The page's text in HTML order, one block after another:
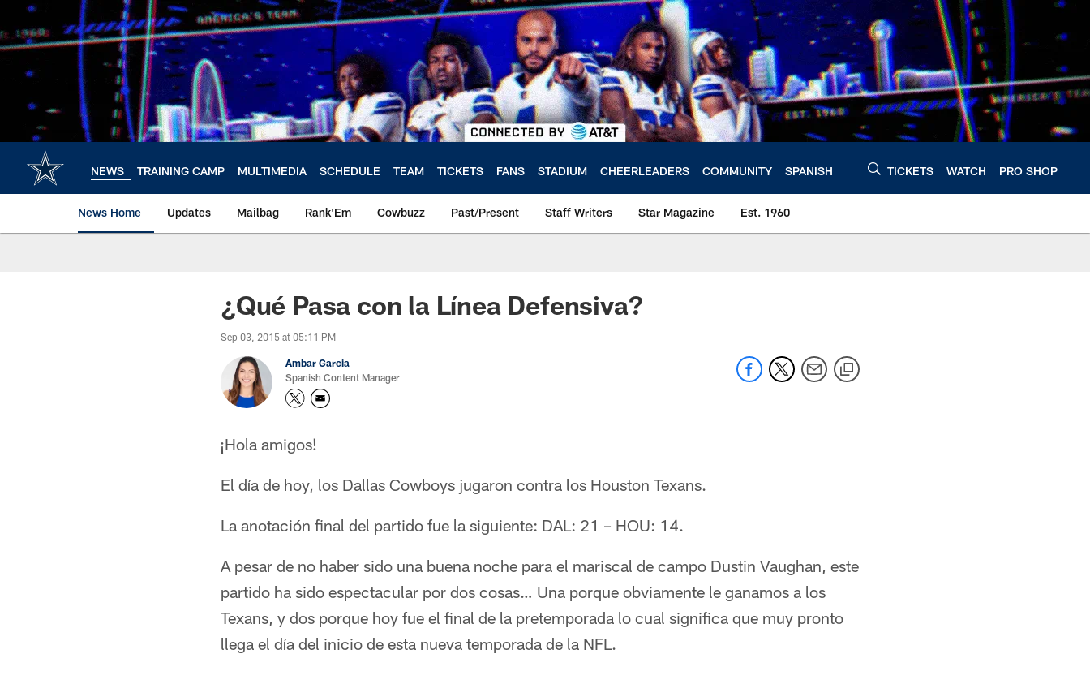
main
content
NEWS TRAINING CAMP MULTIMEDIA SCHEDULE TEAM TICKETS FANS STADIUM CHEERLEADERS COMMUNITY SPANISH TICKETS WATCH PRO SHOP
News Home Updates Mailbag Rank'Em Cowbuzz Past/Present Staff Writers Star Magazine Est. 1960
¿Qué Pasa con la Línea Defensiva?
Sep 03, 2015 at 05:11 PM
Ambar Garcia
Spanish Content Manager
¡Hola amigos!
El día de hoy, los Dallas Cowboys jugaron contra los Houston Texans.
La anotación final del partido fue la siguiente: DAL: 21 – HOU: 14.
A pesar de no haber sido una buena noche para el mariscal de campo Dustin Vaughan, este
partido ha sido espectacular por dos cosas… Una porque obviamente le ganamos a los
Texans, y dos porque hoy fue el final de la pretemporada lo cual significa que muy pronto
llega el día del inicio de esta nueva temporada de la NFL.